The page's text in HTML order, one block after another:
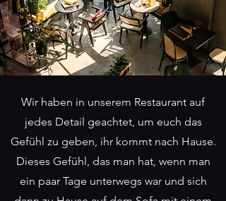
Wir haben in unserem Restaurant auf
jedes Detail geachtet, um euch das
Gefühl zu geben, ihr kommt nach Hause.
Dieses Gefühl, das man hat, wenn man
ein paar Tage unterwegs war und sich